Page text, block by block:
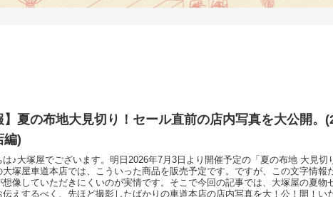
】夏の布地大見切り！セール直前の店内写真を大公開。
編)
は♪大塚屋でございます。明日2026年7月3日より開催予定の「夏の布地 大見切
大塚屋車道本店では、こういった商品を販売予定です。ですが、この文字情報
想像していただきにくいのが実情です。そこで今回の記事では、大塚屋の夏物
伝えするべく、先ほど撮影したばかりの車道本店の店内写真を大！公！開！い